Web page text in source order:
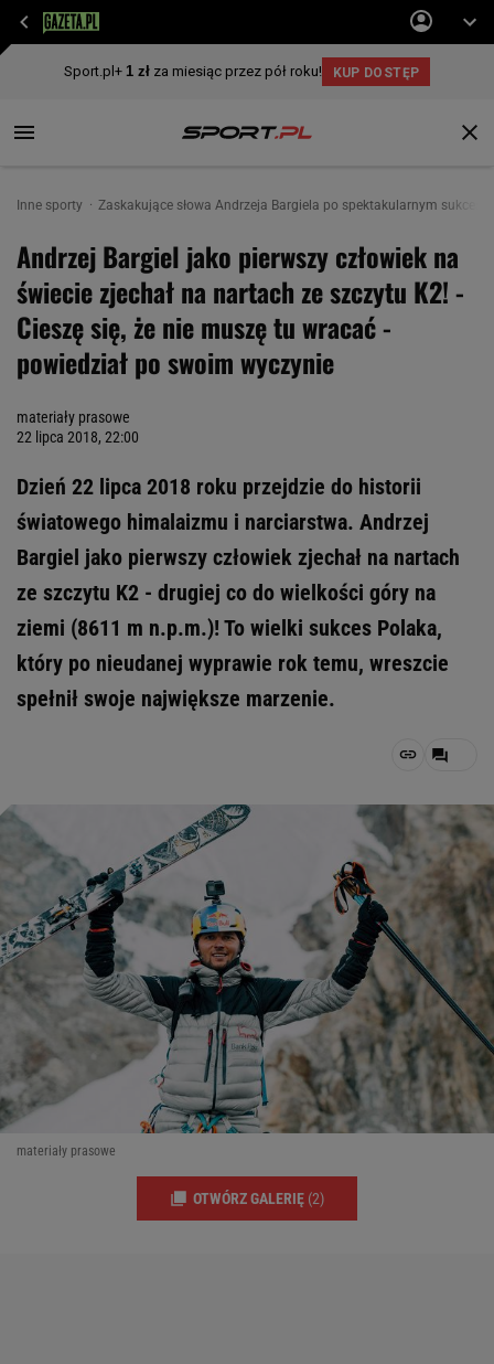
Inne sporty Zaskakujące słowa Andrzeja Bargiela po spektakularnym sukcesie
Andrzej Bargiel jako pierwszy człowiek na
świecie zjechał na nartach ze szczytu K2! -
Cieszę się, że nie muszę tu wracać -
powiedział po swoim wyczynie
materiały prasowe
22 lipca 2018, 22:00
Dzień 22 lipca 2018 roku przejdzie do historii
światowego himalaizmu i narciarstwa. Andrzej
Bargiel jako pierwszy człowiek zjechał na nartach
ze szczytu K2 - drugiej co do wielkości góry na
ziemi (8611 m n.p.m.)! To wielki sukces Polaka,
który po nieudanej wyprawie rok temu, wreszcie
spełnił swoje największe marzenie.
materiały prasowe
OTWÓRZ GALERIĘ (2)